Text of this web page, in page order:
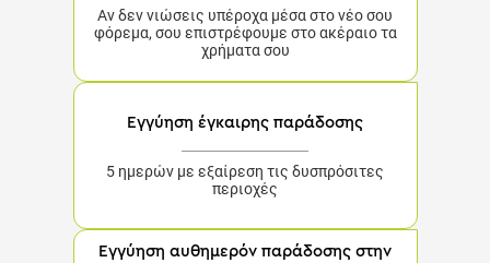
Αν δεν νιώσεις υπέροχα μέσα στο νέο σου
φόρεμα, σου επιστρέφουμε στο ακέραιο τα
χρήματα σου
Εγγύηση έγκαιρης παράδοσης
5 ημερών με εξαίρεση τις δυσπρόσιτες περιοχές
Εγγύηση αυθημερόν παράδοσης στην